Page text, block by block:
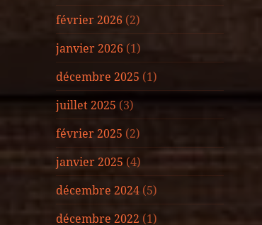
février 2026 (2)
janvier 2026 (1)
décembre 2025 (1)
juillet 2025 (3)
février 2025 (2)
janvier 2025 (4)
décembre 2024 (5)
décembre 2022 (1)